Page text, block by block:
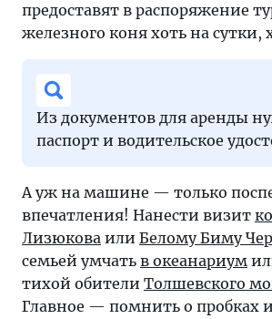
предоставят в распоряжение
железного коня хоть на сутки,
Из документов для аренды
паспорт и водительское
А уж на машине — только
впечатления! Нанести визит
Лизюкова или Белому Биму
семьей умчать в океанариум
тихой обители Толшевского
Главное — помнить о пробках